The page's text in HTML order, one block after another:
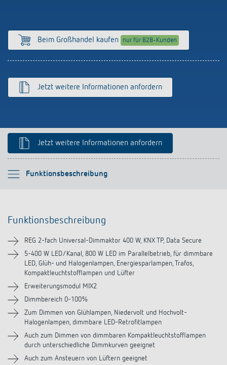
Anfahrt
Beim Großhandel kaufen nur für B2B-Kunden
Jetzt weitere Informationen anfordern
Jetzt weitere Informationen anfordern
Funktionsbeschreibung
Bitte auswählen
Technische Informationen
Downloads
Videos
Zubehör
Funktionsbeschreibung
REG 2-fach Universal-Dimmaktor 400 W, KNX TP, Data Secure
5-400 W LED/Kanal, 800 W LED im Parallelbetrieb, für dimmbare
LED, Glüh- und Halogenlampen, Energiesparlampen, Trafos,
Kompaktleuchtstofflampen und Lüfter
Erweiterungsmodul MIX2
Dimmbereich 0-100%
Zum Dimmen von Glühlampen, Niedervolt und Hochvolt-
Halogenlampen, dimmbare LED-Retrofitlampen
Auch zum Dimmen von dimmbaren Kompaktleuchtstofflampen
durch unterschiedliche Dimmkurven geeignet
Auch zum Ansteuern von Lüftern geeignet